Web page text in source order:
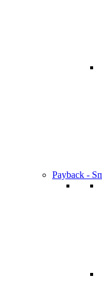
Payback -